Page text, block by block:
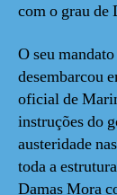
com o grau de
O seu
desembarcou
oficial de
instruções do
austeridade
toda a
Damas Mora